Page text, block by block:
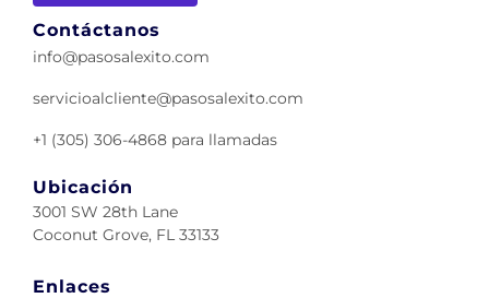
Contáctanos
info@pasosalexito.com
servicioalcliente@pasosalexito.com
+1 (305) 306-4868 para llamadas
Ubicación
3001 SW 28th Lane
Coconut Grove, FL 33133
Enlaces